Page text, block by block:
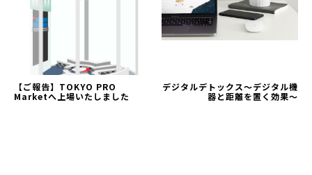
【ご報告】TOKYO PRO
Marketへ上場いたしました
デジタルデトックス～デジタル機
器と距離を置く効果～